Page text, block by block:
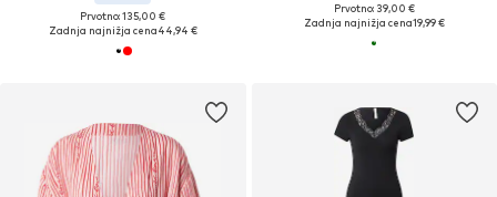
Prvotno: 135,00 €
Zadnja najnižja cena44,94 €
Prvotno: 39,00 €
Zadnja najnižja cena19,99 €